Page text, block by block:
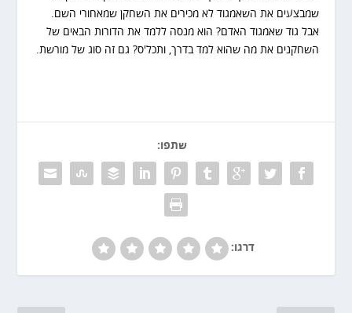
שמבצעים את השאמגוד לא מכירים את השחקן שמאחורי השם.
אבל גוד שאמגוד האדם? הוא מנסה ללמד את הדורות הבאים של
השחקנים את מה שהוא למד בדרך, ותכל'ס? גם זה סוג של מורשת.
שתפו:
דרגו: